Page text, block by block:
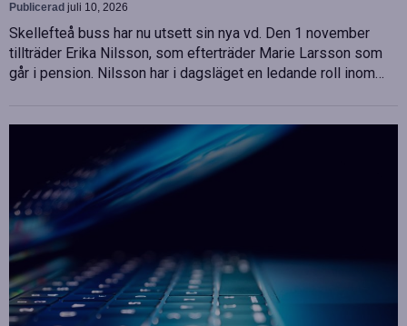
Publicerad juli 10, 2026
Skellefteå buss har nu utsett sin nya vd. Den 1 november
tillträder Erika Nilsson, som efterträder Marie Larsson som
går i pension. Nilsson har i dagsläget en ledande roll inom…